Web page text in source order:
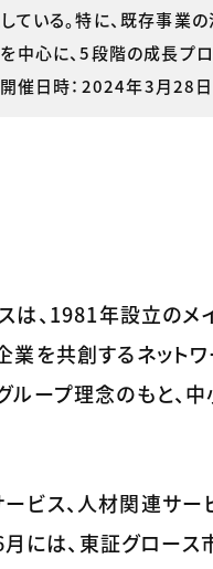
ている。特に、既存事業
中心に、5段階の成長プ
催日時：2024年3月28日
は、1981年設立の
業を共創するネット
ループ理念のもと、
ビス、人材関連サー
には、東証グロー